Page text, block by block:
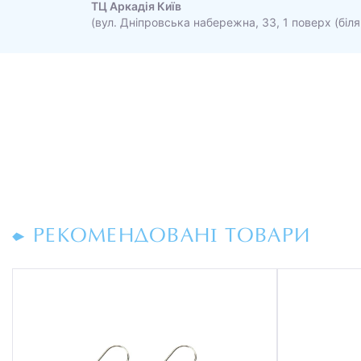
ТЦ Аркадія Київ
(вул. Дніпровська набережна, 33, 1 поверх
РЕКОМЕНДОВАНІ ТОВАРИ